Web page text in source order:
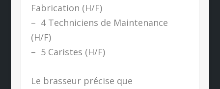
Fabrication (H/F)
– 4 Techniciens de Maintenance
(H/F)
– 5 Caristes (H/F)
Le brasseur précise que